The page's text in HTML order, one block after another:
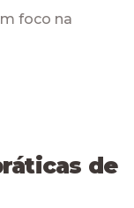
foco na
de